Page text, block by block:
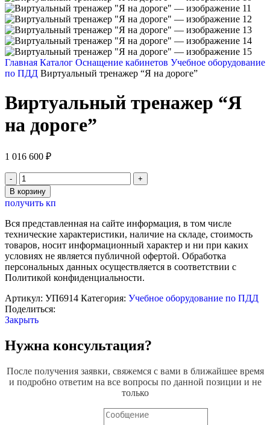
Главная Каталог Оснащение кабинетов Учебное оборудование
по ПДД Виртуальный тренажер “Я на дороге”
Виртуальный тренажер “Я
на дороге”
1 016 600 ₽
Количество
товара
Виртуальный
тренажер
"Я
на
дороге"
В корзину
получить кп
Вся представленная на сайте информация, в том числе
технические характеристики, наличие на складе, стоимость
товаров, носит информационный характер и ни при каких
условиях не является публичной офертой. Обработка
персональных данных осуществляется в соответствии с
Политикой конфиденциальности.
Артикул: УП6914 Категория: Учебное оборудование по ПДД
Поделиться:
Закрыть
Нужна консультация?
После получения заявки, свяжемся с вами в ближайшее время
и подробно ответим на все вопросы по данной позиции и не
только